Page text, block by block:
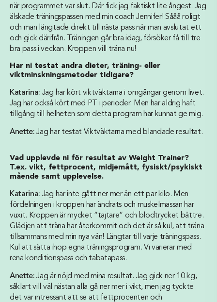
när programmet var slut. Där fick jag faktiskt lite ångest. Jag
älskade träningspassen med min coach Jennifer! Sååå roligt
och man längtade direkt till nästa pass när man avslutat ett
och gick därifrån.
Träningen går bra idag, försöker få till tre
bra pass i veckan. Kroppen vill träna nu!
Har ni testat andra dieter, träning- eller
viktminskningsmetoder tidigare?
Katarina: Jag har kört viktväktarna i omgångar genom livet.
Jag har också kört med PT i perioder. Men har aldrig haft
tillgång till helheten som detta program har kunnat ge mig.
Anette: Jag har testat Viktväktarna med blandade resultat.
Vad upplevde ni för resultat av Weight Trainer?
T.ex. vikt, fettprocent, midjemått, fysiskt/psykiskt
mående samt upplevelse.
Katarina: Jag har inte gått ner mer än ett par kilo. Men
fördelningen i kroppen har ändrats och muskelmassan har
vuxit. Kroppen är mycket ”tajtare” och blodtrycket bättre.
Glädjen att träna har återkommit och det är så kul, att träna
tillsammans med min nya vän! Längtar till varje träningspass.
Kul att sätta ihop egna träningsprogram. Vi varierar med
rena konditionspass och tabatapass.
Anette: Jag är nöjd med mina resultat. Jag gick ner 10 kg,
såklart vill väl nästan alla gå ner mer i vikt, men jag tyckte
det var intressant att se att fettprocenten och